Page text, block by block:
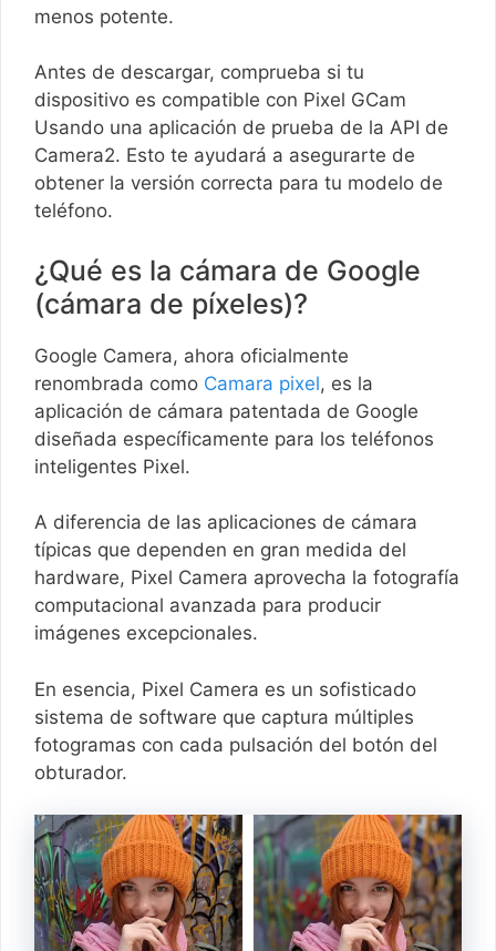
menos potente.
Antes de descargar, comprueba si tu
dispositivo es compatible con Pixel GCam
Usando una aplicación de prueba de la API de
Camera2. Esto te ayudará a asegurarte de
obtener la versión correcta para tu modelo de
teléfono.
¿Qué es la cámara de Google
(cámara de píxeles)?
Google Camera, ahora oficialmente
renombrada como Camara pixel, es la
aplicación de cámara patentada de Google
diseñada específicamente para los teléfonos
inteligentes Pixel.
A diferencia de las aplicaciones de cámara
típicas que dependen en gran medida del
hardware, Pixel Camera aprovecha la fotografía
computacional avanzada para producir
imágenes excepcionales.
En esencia, Pixel Camera es un sofisticado
sistema de software que captura múltiples
fotogramas con cada pulsación del botón del
obturador.